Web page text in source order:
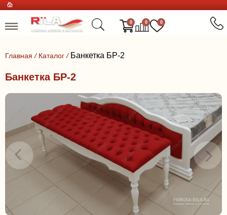
0 0 0
Главная / Каталог / Банкетка БР-2
Банкетка БР-2